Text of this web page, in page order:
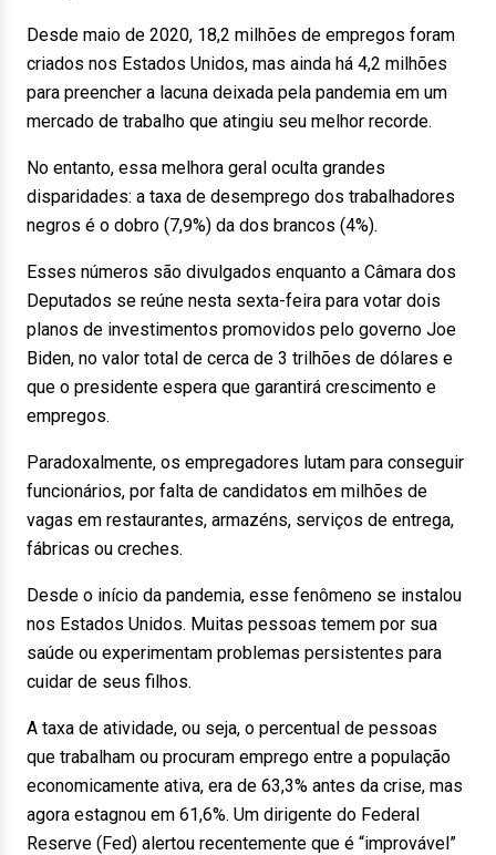
Desde maio de 2020, 18,2 milhões de empregos foram
criados nos Estados Unidos, mas ainda há 4,2 milhões
para preencher a lacuna deixada pela pandemia em um
mercado de trabalho que atingiu seu melhor recorde.
No entanto, essa melhora geral oculta grandes
disparidades: a taxa de desemprego dos trabalhadores
negros é o dobro (7,9%) da dos brancos (4%).
Esses números são divulgados enquanto a Câmara dos
Deputados se reúne nesta sexta-feira para votar dois
planos de investimentos promovidos pelo governo Joe
Biden, no valor total de cerca de 3 trilhões de dólares e
que o presidente espera que garantirá crescimento e
empregos.
Paradoxalmente, os empregadores lutam para conseguir
funcionários, por falta de candidatos em milhões de
vagas em restaurantes, armazéns, serviços de entrega,
fábricas ou creches.
Desde o início da pandemia, esse fenômeno se instalou
nos Estados Unidos. Muitas pessoas temem por sua
saúde ou experimentam problemas persistentes para
cuidar de seus filhos.
A taxa de atividade, ou seja, o percentual de pessoas
que trabalham ou procuram emprego entre a população
economicamente ativa, era de 63,3% antes da crise, mas
agora estagnou em 61,6%. Um dirigente do Federal
Reserve (Fed) alertou recentemente que é “improvável”